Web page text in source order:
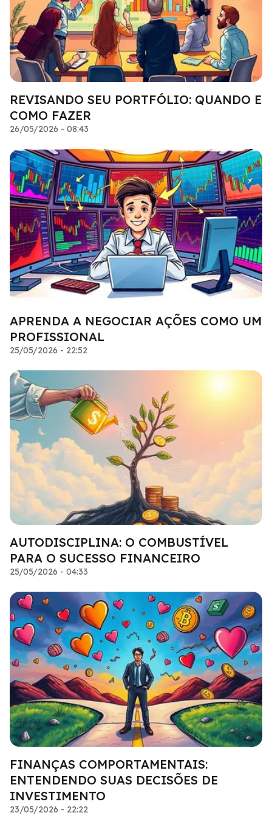
REVISANDO SEU PORTFÓLIO: QUANDO E
COMO FAZER
26/05/2026 - 08:43
APRENDA A NEGOCIAR AÇÕES COMO UM
PROFISSIONAL
25/05/2026 - 22:52
AUTODISCIPLINA: O COMBUSTÍVEL
PARA O SUCESSO FINANCEIRO
25/05/2026 - 04:33
FINANÇAS COMPORTAMENTAIS:
ENTENDENDO SUAS DECISÕES DE
INVESTIMENTO
23/05/2026 - 22:22